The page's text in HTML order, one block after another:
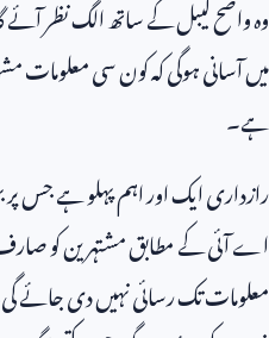
وہ واضح لیبل کے ساتھ الگ نظر
میں آسانی ہوگی کہ کون سی معلومات
ہے۔
رازداری ایک اور اہم پہلو ہے جس
اے آئی کے مطابق مشتہرین کو صارف
معلومات تک رسائی نہیں دی جائے